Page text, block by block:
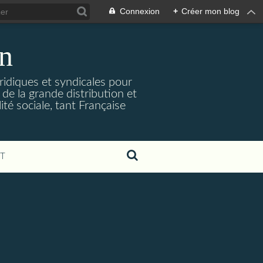
Connexion + Créer mon blog
et syndicales pour
de la grande distribution et
sociale, tant Française